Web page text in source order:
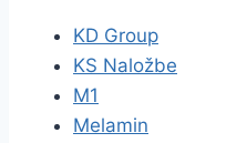
KD Group
KS Naložbe
M1
Melamin